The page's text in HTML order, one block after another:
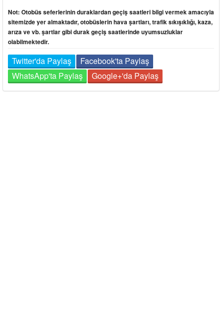
Not: Otobüs seferlerinin duraklardan geçiş saatleri bilgi vermek amacıyla
sitemizde yer almaktadır, otobüslerin hava şartları, trafik sıkışıklığı, kaza,
arıza ve vb. şartlar gibi durak geçiş saatlerinde uyumsuzluklar
olabilmektedir.
Twitter'da Paylaş
Facebook'ta Paylaş
WhatsApp'ta Paylaş
Google+'da Paylaş